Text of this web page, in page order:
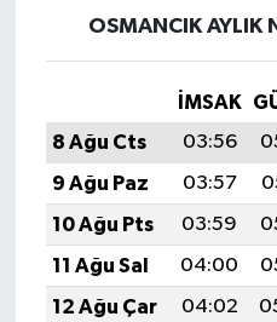
OSMANCIK AYLIK
İMSAK
8 Ağu Cts
03:56
9 Ağu Paz
03:57
10 Ağu Pts
03:59
11 Ağu Sal
04:00
12 Ağu Çar
04:02